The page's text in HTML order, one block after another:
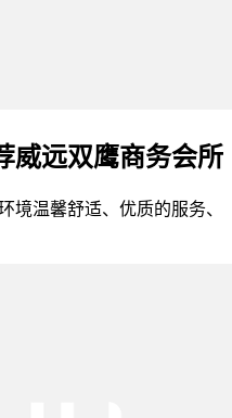
威远双鹰商务会所
境温馨舒适、优质的服务、